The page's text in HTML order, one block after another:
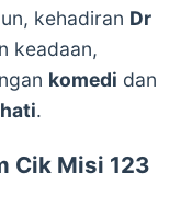
kehadiran Dr
keadaan,
komedi dan
.
Cik Misi 123